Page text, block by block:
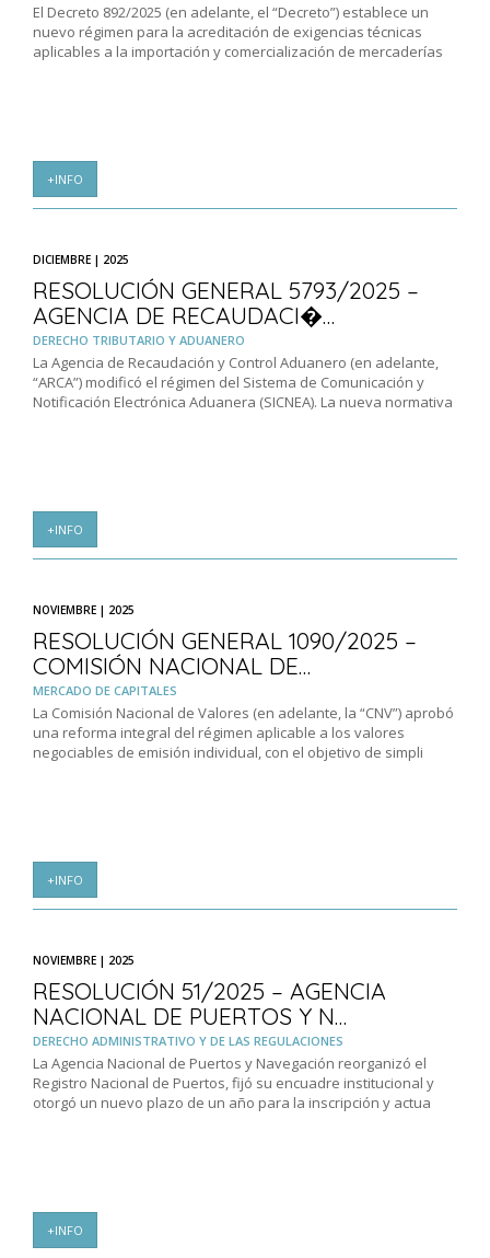
El Decreto 892/2025 (en adelante, el “Decreto”) establece un
nuevo régimen para la acreditación de exigencias técnicas
aplicables a la importación y comercialización de mercaderías
+INFO
DICIEMBRE | 2025
RESOLUCIÓN GENERAL 5793/2025 –
AGENCIA DE RECAUDACI�…
DERECHO TRIBUTARIO Y ADUANERO
La Agencia de Recaudación y Control Aduanero (en adelante,
“ARCA”) modificó el régimen del Sistema de Comunicación y
Notificación Electrónica Aduanera (SICNEA). La nueva normativa
+INFO
NOVIEMBRE | 2025
RESOLUCIÓN GENERAL 1090/2025 –
COMISIÓN NACIONAL DE…
MERCADO DE CAPITALES
La Comisión Nacional de Valores (en adelante, la “CNV”) aprobó
una reforma integral del régimen aplicable a los valores
negociables de emisión individual, con el objetivo de simpli
+INFO
NOVIEMBRE | 2025
RESOLUCIÓN 51/2025 – AGENCIA
NACIONAL DE PUERTOS Y N…
DERECHO ADMINISTRATIVO Y DE LAS REGULACIONES
La Agencia Nacional de Puertos y Navegación reorganizó el
Registro Nacional de Puertos, fijó su encuadre institucional y
otorgó un nuevo plazo de un año para la inscripción y actua
+INFO